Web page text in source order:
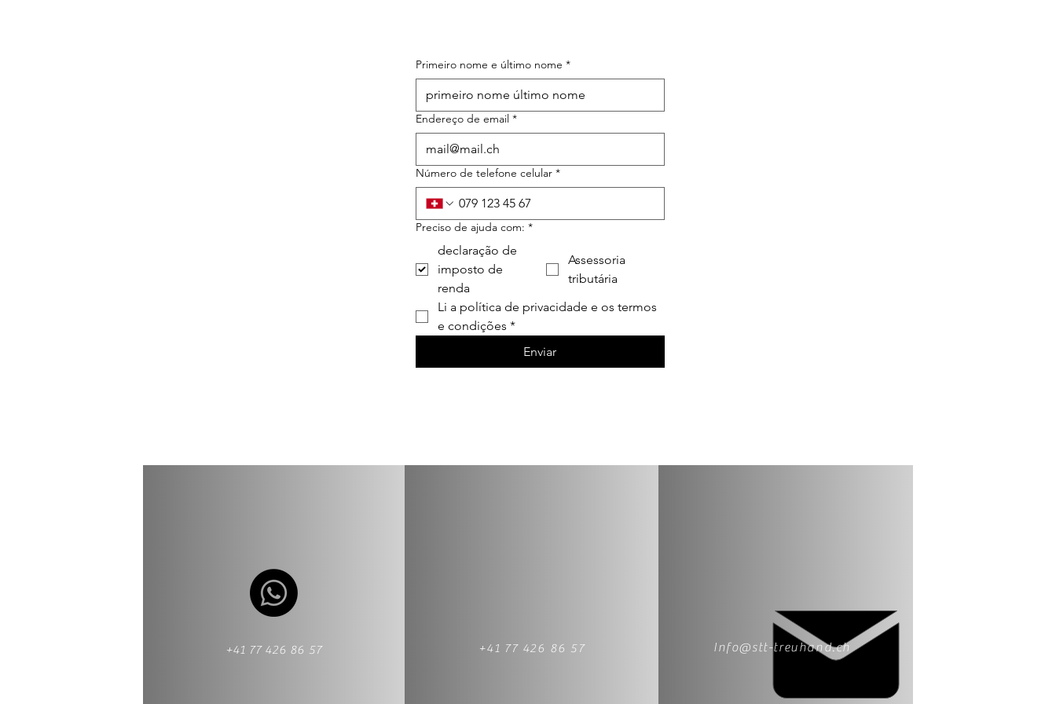
Primeiro nome e último nome *
Endereço de email *
Número de telefone celular *
Preciso de ajuda com: *
declaração de
imposto de
renda
Assessoria
tributária
Li a política de privacidade e os termos
e condições *
Enviar
+41 77 426 86 57 +41 77 426 86 57 Info@stt-treuhand.ch